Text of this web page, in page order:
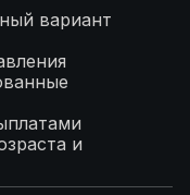
вариант
и